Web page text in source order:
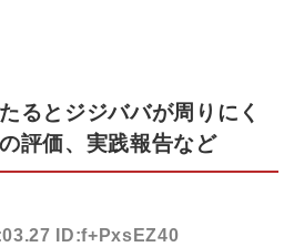
るとジジババが周りにく
評価、実践報告など
ID:f+PxsEZ40